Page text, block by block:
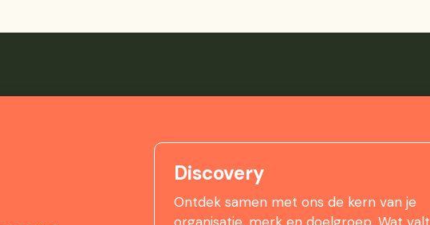
Discovery
Ontdek samen met ons de kern van je